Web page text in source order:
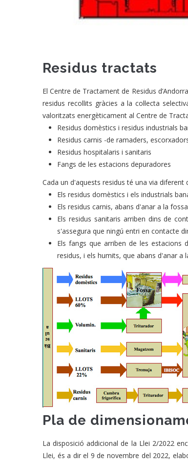
Residus tractats
El Centre de Tractament de Residus
residus recollits gràcies a la col·lecta
valoritzats energèticament al Centre de
Residus domèstics i residus industrials
Residus carnis -de ramaders,
Residus hospitalaris i sanitaris
Fangs de les estacions depuradores
Cada un d'aquests residus té una via
Els residus domèstics i els industrials
Els residus carnis, abans d'anar a la
Els residus sanitaris arriben dins de
s'assegura que ningú entri en contacte
Els fangs que arriben de les estacions
residus, i els humits, que abans d'anar a
Pla de
La disposició addicional de la Llei 2/2022
Llei, és a dir el 9 de novembre del 2022,